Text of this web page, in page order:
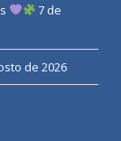
7 de
de 2026